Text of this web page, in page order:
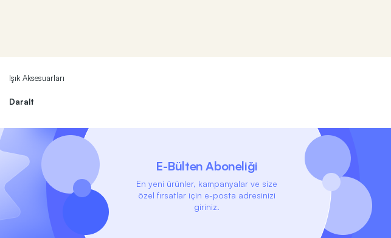
Işık Aksesuarları
Daralt
E-Bülten Aboneliği
En yeni ürünler, kampanyalar ve size
özel fırsatlar için e-posta adresinizi
giriniz.